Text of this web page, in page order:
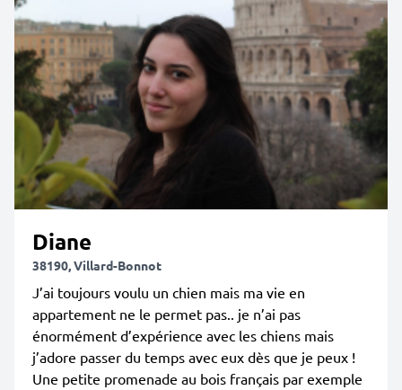
Diane
38190, Villard-Bonnot
J’ai toujours voulu un chien mais ma vie en
appartement ne le permet pas.. je n’ai pas
énormément d’expérience avec les chiens mais
j’adore passer du temps avec eux dès que je peux !
Une petite promenade au bois français par exemple